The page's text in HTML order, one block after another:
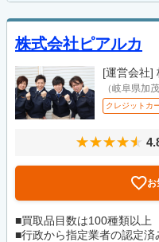
株式会社ピアルカ
[運営会社]
（岐阜県加
クレジットカ
お
■買取品目数は100種類以上
■行政から指定業者の認定済